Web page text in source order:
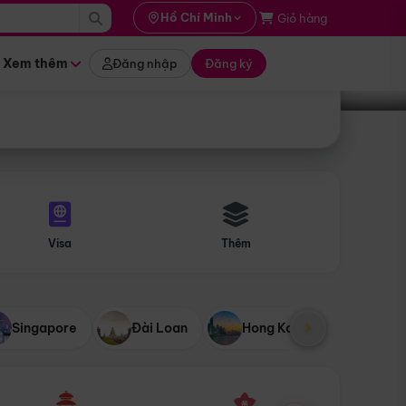
Hồ Chí Minh Giỏ hàng
Xem thêm Đăng nhập Đăng ký
Tìm tour
Visa Thêm
Singapore Đài Loan Hong Kong